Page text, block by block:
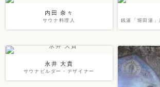
内田 奈々
サウナ料理人
永井 大貴
サウナビルダー・デザイナー